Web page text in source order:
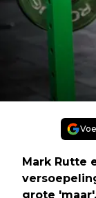
Mark Rutte
grote